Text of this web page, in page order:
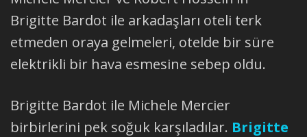
Brigitte Bardot ile arkadaşları oteli terk
etmeden oraya gelmeleri, otelde bir süre
elektrikli bir hava esmesine sebep oldu.
Brigitte Bardot ile Michele Mercier
birbirlerini pek soğuk karşıladılar. Brigitte